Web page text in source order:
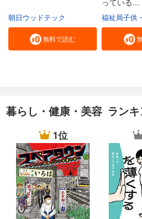
朝日ウッドテック
無料で読む
暮らし・健康・美容 ラン
1位